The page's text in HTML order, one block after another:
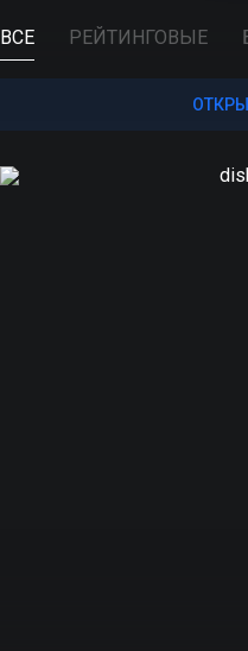
ВСЕ РЕЙТИНГОВЫЕ